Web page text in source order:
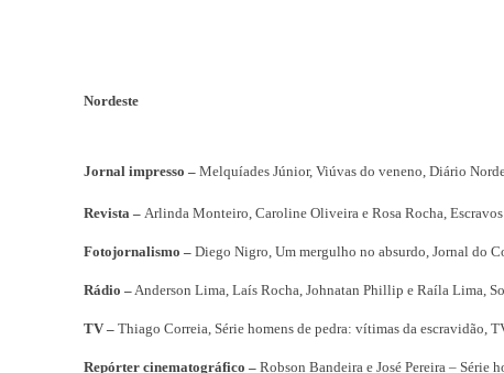
Nordeste
Jornal impresso – Melquíades Júnior, Viúvas do veneno, Diário
Revista – Arlinda Monteiro, Caroline Oliveira e Rosa Rocha,
Fotojornalismo – Diego Nigro, Um mergulho no absurdo, Jornal do
Rádio – Anderson Lima, Laís Rocha, Johnatan Phillip e Raíla Lima,
TV – Thiago Correia, Série homens de pedra: vítimas da escravidão,
Repórter cinematográfico – Robson Bandeira e José Pereira – Série